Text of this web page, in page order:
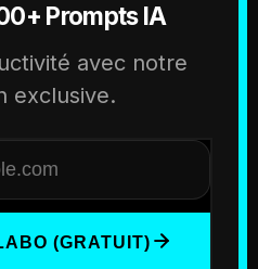
Prompts IA
avec notre
exclusive.
(GRATUIT)